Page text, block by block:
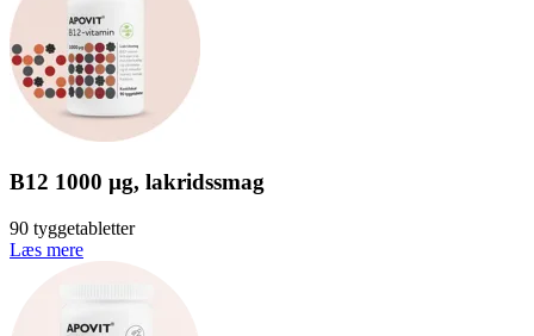
B12 1000 µg, lakridssmag
90 tyggetabletter
Læs mere